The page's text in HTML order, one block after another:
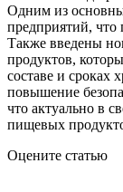
Одним из
предприятий, что
Также введены
продуктов,
составе и сроках
повышение
что актуально в
пищевых
Оцените статью